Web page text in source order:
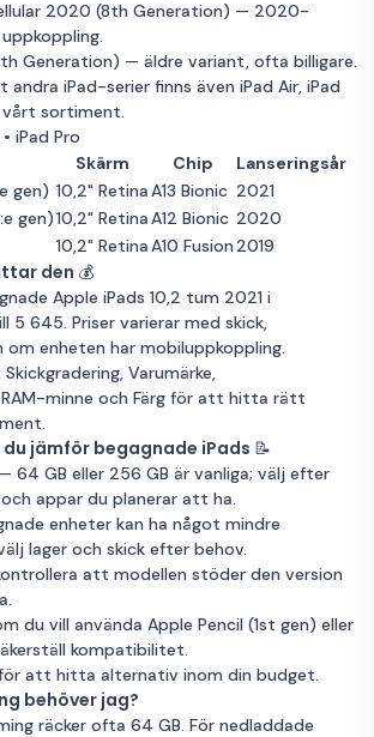
GB
3 745 kr
2020 (8th Generation) — 2020-
Generation) — äldre variant, ofta billigare.
iPad-serier finns även iPad Air, iPad
vårt sortiment.
• iPad Pro
Skärm Chip
Lanseringsår
gen) 10,2" Retina A13 Bionic 2021
gen)10,2" Retina A12 Bionic 2020
10,2" Retina A10 Fusion 2019
den 💰
Apple iPads 10,2 tum 2021 i
5 645. Priser varierar med skick,
om enheten har mobiluppkoppling.
Varumärke,
minne och Färg för att hitta rätt
jämför begagnade iPads 📝
64 GB eller 256 GB är vanliga; välj efter
appar du planerar att ha.
enheter kan ha något mindre
lager och skick efter behov.
att modellen stöder den version
du vill använda Apple Pencil (1st gen) eller
kompatibilitet.
att hitta alternativ inom din budget.
behöver jag?
räcker ofta 64 GB. För nedladdade